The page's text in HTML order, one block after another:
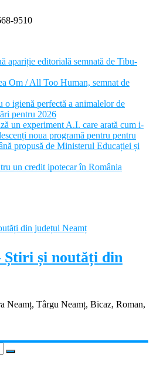
9510
apariție editorială semnată de Tibu-
Om / All Too Human, semnat de
o igienă perfectă a animalelor de
pentru 2026
un experiment A.I. care arată cum i-
noua programă pentru pentru
propusă de Ministerul Educației și
un credit ipotecar în România
Știri și noutăți din
Neamț, Târgu Neamț, Bicaz, Roman,